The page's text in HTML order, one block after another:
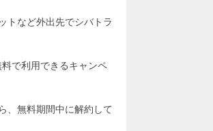
トなど外出先でシバトラ
で利用できるキャンペ
、無料期間中に解約して